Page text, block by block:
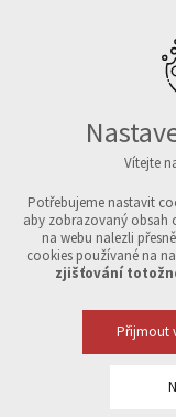
Vítejte
Potřebujeme nastavit
aby zobrazovaný obsah
na webu nalezli
cookies používané na
zjišťování
Přijmout